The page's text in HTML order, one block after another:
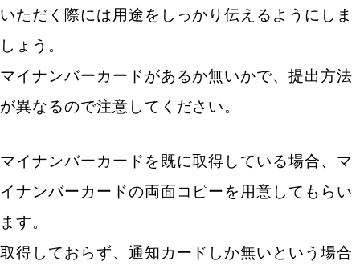
いただく際には用途をしっかり伝えるようにしま
しょう。
マイナンバーカードがあるか無いかで、提出方法
が異なるので注意してください。
マイナンバーカードを既に取得している場合、マ
イナンバーカードの両面コピーを用意してもらい
ます。
取得しておらず、通知カードしか無いという場合